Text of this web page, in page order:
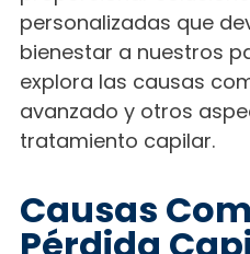
personalizadas que
bienestar a nuestros
explora las causas
avanzado y otros
tratamiento capilar.
Causas